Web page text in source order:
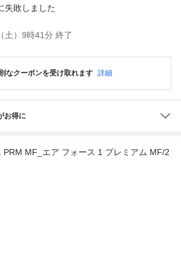
失敗しました
土）9時41分 終了
なクーポンを受け取れます 詳細
お得に
MF_エア フォース 1 プレミアム MF/2